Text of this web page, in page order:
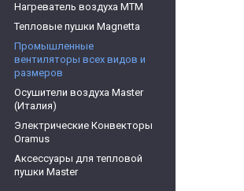
Нагреватель воздуха МТМ
Тепловые пушки Magnetta
Промышленные
вентиляторы всех видов и
размеров
Осушители воздуха Master
(Италия)
Электрические Конвекторы
Oramus
Аксессуары для тепловой
пушки Master